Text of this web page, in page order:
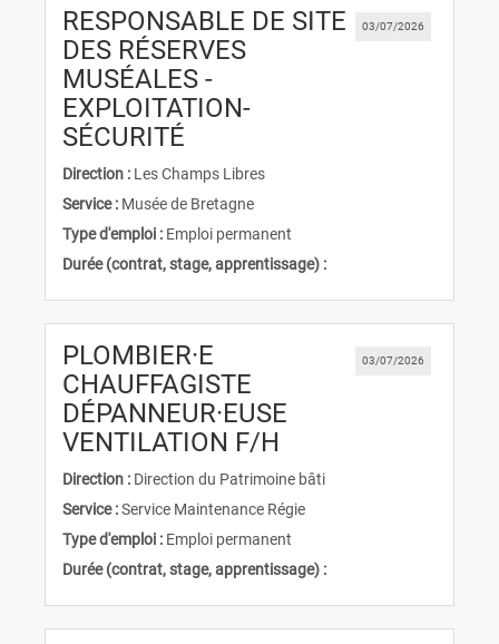
03/07/2026
RESPONSABLE DE SITE
DES RÉSERVES
MUSÉALES -
EXPLOITATION-
SÉCURITÉ
Direction : Les Champs Libres
Service : Musée de Bretagne
Type d'emploi : Emploi permanent
Durée (contrat, stage, apprentissage) :
03/07/2026
PLOMBIER·E
CHAUFFAGISTE
DÉPANNEUR·EUSE
VENTILATION F/H
Direction : Direction du Patrimoine bâti
Service :Service Maintenance Régie
Type d'emploi : Emploi permanent
Durée (contrat, stage, apprentissage) :